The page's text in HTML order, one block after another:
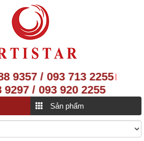
9357 / 093 713 2255|
9297 / 093 920 2255
Sản phẩm